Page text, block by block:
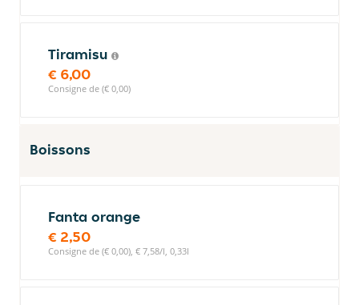
Tiramisu
€ 6,00
Consigne de (€ 0,00)
Boissons
Fanta orange
€ 2,50
Consigne de (€ 0,00), € 7,58/l, 0,33l